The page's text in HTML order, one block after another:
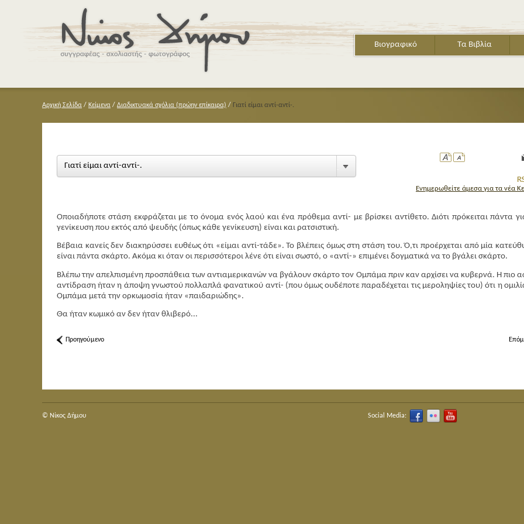
Βιογραφικό Τα Βιβλία
Αρχική Σελίδα / Κείμενα / Διαδικτυακά σχόλια (πρώην επίκαιρα) / Γιατί είμαι αντί-αντί-.
Ενημερωθείτε άμεσα για τα νέα
Γιατί είμαι αντί-αντί-.
Οποιαδήποτε στάση εκφράζεται με το όνομα ενός λαού και ένα πρόθεμα αντί- με βρίσκει αντίθετο. Διότι πρόκειται πάντα
γενίκευση που εκτός από ψευδής (όπως κάθε γενίκευση) είναι και ρατσιστική.
Βέβαια κανείς δεν διακηρύσσει ευθέως ότι «είμαι αντί-τάδε». Το βλέπεις όμως στη στάση του. Ό,τι προέρχεται από μία
είναι πάντα σκάρτο. Ακόμα κι όταν οι περισσότεροι λένε ότι είναι σωστό, ο «αντί-» επιμένει δογματικά να το βγάλει σκάρτο.
Βλέπω την απελπισμένη προσπάθεια των αντιαμερικανών να βγάλουν σκάρτο τον Ομπάμα πριν καν αρχίσει να κυβερνά. Η πιο
αντίδραση ήταν η άποψη γνωστού πολλαπλά φανατικού αντί- (που όμως ουδέποτε παραδέχεται τις μεροληψίες του) ότι η
Ομπάμα μετά την ορκωμοσία ήταν «παιδαριώδης».
Θα ήταν κωμικό αν δεν ήταν θλιβερό...
Προηγούμενο
© Nίκος Δήμου Social Media: